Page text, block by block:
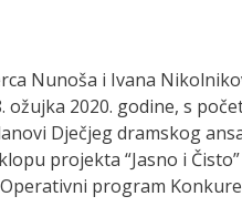
Nunoša i Ivana
ožujka 2020. godine, s
Dječjeg dramskog
projekta “Jasno i
program